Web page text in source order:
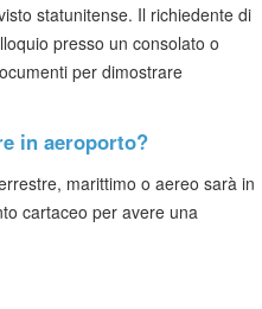
statunitense. Il richiedente di
presso un consolato o
per dimostrare
in aeroporto?
marittimo o aereo sarà in
cartaceo per avere una